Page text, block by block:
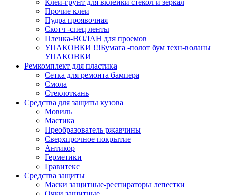
Клей-грунт для вклейки стекол и зеркал
Прочие клеи
Пудра проявочная
Скотч -спец ленты
Пленка-ВОЛАН для проемов
УПАКОВКИ !!!Бумага -полот бум техн-воланы
УПАКОВКИ
Ремкомплект для пластика
Сетка для ремонта бампера
Смола
Стеклоткань
Средства для защиты кузова
Мовиль
Мастика
Преобразователь ржавчины
Сверхпрочное покрытие
Антикор
Герметики
Гравитекс
Средства защиты
Маски защитные-респираторы лепестки